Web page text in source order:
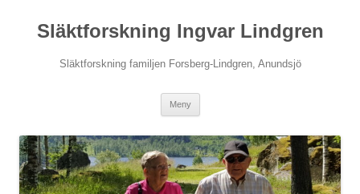
innehåll
Släktforskning Ingvar Lindgren
Släktforskning familjen Forsberg-Lindgren, Anundsjö
Meny